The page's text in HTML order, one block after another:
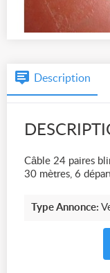
Description
Câble 24 paires
30 mètres, 6
Type Annonce: